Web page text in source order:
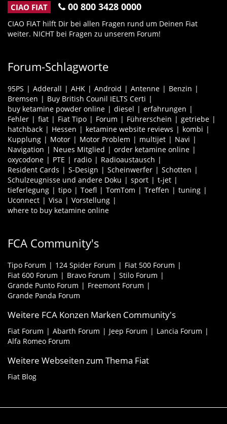
CIAO FIAT 00 800 3428 0000
CIAO FIAT hilft Dir bei allen Fragen rund um Deinen Fiat
weiter. NICHT bei Fragen zu unserem Forum!
Forum-Schlagworte
95PS Adderall AHK Android Antenne
Benzin
Bremsen
Buy British Counil IELTS Certi
buy ketamine powder online
diesel
erfahrungen
Fehler
fiat Fiat Tipo Forum Führerschein
getriebe
hatchback
Hessen ketamine website reviews
kombi
Kupplung
Motor Motor Problem multijet
Navi
Navigation
Neues Mitglied
order ketamine online
oxycodone
PTE radio
Radioaustausch
Resident Cards
S-Design Scheinwerfer
Schotten
Schulzeugnisse und andere Doku
sport
t-jet
tieferlegung
tipo Toefl TomTom Treffen
tuning
Uconnect
Visa
Vorstellung
where to buy ketamine online
FCA Community's
Tipo Forum 124 Spider Forum
Fiat 500 Forum
Fiat 600 Forum
Bravo Forum
Stilo Forum
Grande Punto Forum
Freemont Forum
Grande Panda Forum
Weitere FCA Konzen Marken Community's
Fiat Forum Abarth Forum Jeep Forum
Lancia Forum
Alfa Romeo Forum
Weitere Webseiten zum Thema Fiat
Fiat Blog